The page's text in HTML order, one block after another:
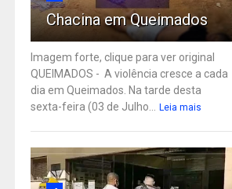
Chacina em Queimados
Imagem forte, clique para ver original
QUEIMADOS - A violência cresce a cada
dia em Queimados. Na tarde desta
sexta-feira (03 de Julho...
Leia mais